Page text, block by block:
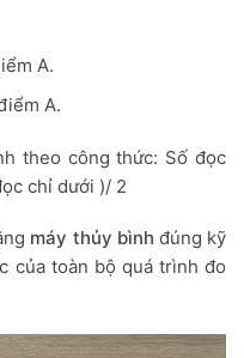
A.
A.
theo công thức: Số đọc
chỉ dưới )/ 2
máy thủy bình đúng kỹ
của toàn bộ quá trình đo